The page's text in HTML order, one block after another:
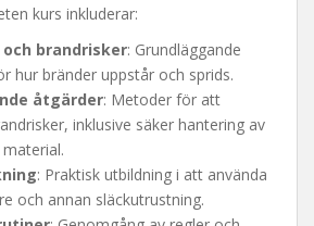
kurs inkluderar:
brandrisker: Grundläggande
hur bränder uppstår och sprids.
åtgärder: Metoder för att
inklusive säker hantering av
: Praktisk utbildning i att använda
och annan släckutrustning.